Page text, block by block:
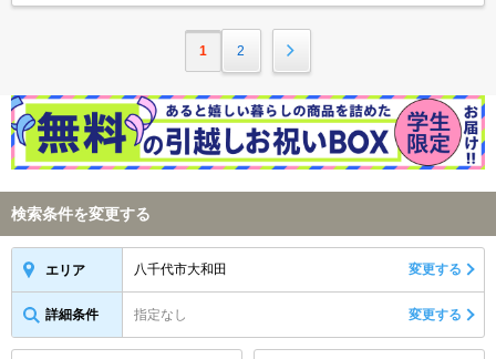
1 2
検索条件を変更する
エリア 八千代市大和田 変更する
詳細条件 指定なし 変更する